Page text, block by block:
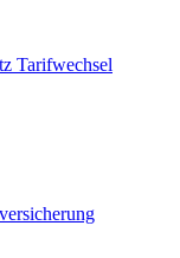
Tarifwechsel